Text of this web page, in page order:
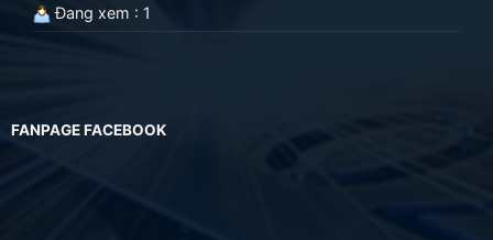
Đang xem : 1
FANPAGE FACEBOOK